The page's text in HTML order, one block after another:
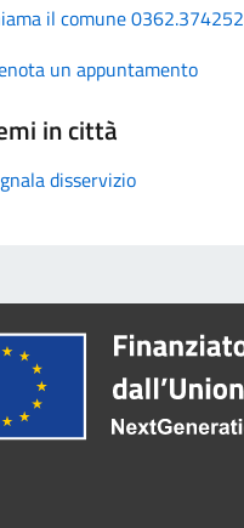
il comune 0362.374252
un appuntamento
in città
disservizio